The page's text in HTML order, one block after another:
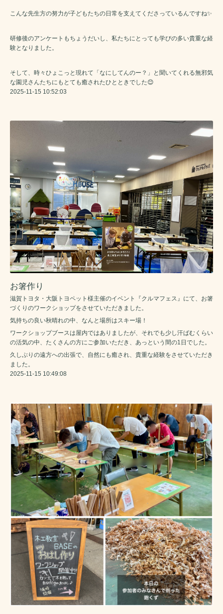
こんな先生方の努力が子どもたちの日常を支えてくださっているんですね✨️
研修後のアンケートもちょうだいし、私たちにとっても学びの多い貴重な経
験となりました。
そして、時々ひょこっと現れて「なにしてんのー？」と聞いてくれる無邪気
な園児さんたちにもとても癒されたひとときでした😊
2025-11-15 10:52:03
お箸作り
滋賀トヨタ・大阪トヨペット様主催のイベント『クルマフェス』にて、お箸
づくりのワークショップをさせていただきました。
気持ちの良い秋晴れの中、なんと場所はスキー場！
ワークショップブースは屋内ではありましたが、それでも少し汗ばむくらい
の活気の中、たくさんの方にご参加いただき、あっという間の1日でした。
久しぶりの遠方への出張で、自然にも癒され、貴重な経験をさせていただき
ました。
2025-11-15 10:49:08